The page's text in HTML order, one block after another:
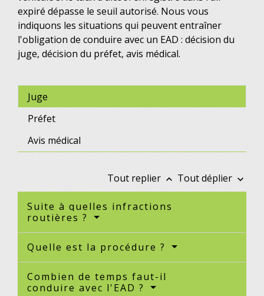
expiré dépasse le seuil autorisé. Nous vous
indiquons les situations qui peuvent entraîner
l'obligation de conduire avec un EAD : décision du
juge, décision du préfet, avis médical.
Juge
Préfet
Avis médical
Tout replier keyboard_arrow_up Tout déplier keyboard_arrow_down
Suite à quelles infractions
routières ?
Quelle est la procédure ?
Combien de temps faut-il
conduire avec l'EAD ?